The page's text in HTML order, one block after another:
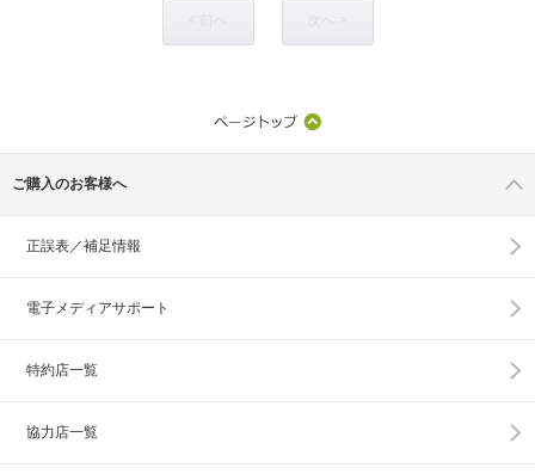
ご購入のお客様へ
正誤表／補足情報
電子メディアサポート
特約店一覧
協力店一覧